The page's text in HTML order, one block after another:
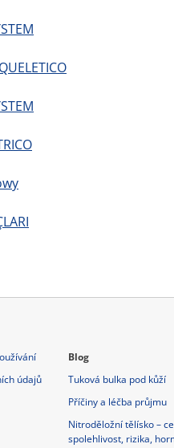
údajů
Blog
Tuková bulka pod kůží
Příčiny a léčba průjmu
Nitroděložní tělísko –
spolehlivost, rizika,